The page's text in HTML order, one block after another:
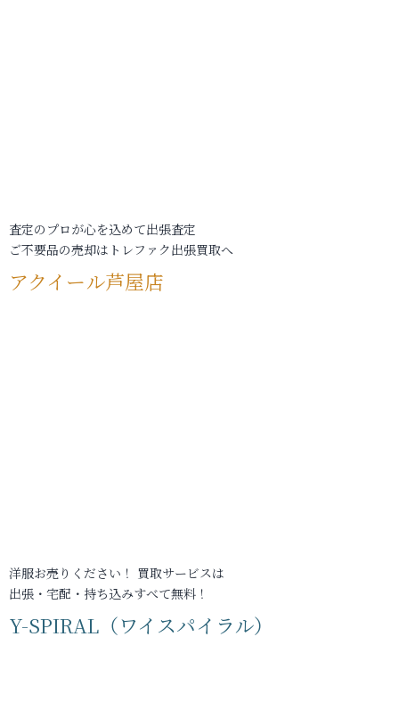
査定のプロが心を込めて出張査定
ご不要品の売却はトレファク出張買取へ
アクイール芦屋店
洋服お売りください！ 買取サービスは
出張・宅配・持ち込みすべて無料！
Y-SPIRAL（ワイスパイラル）